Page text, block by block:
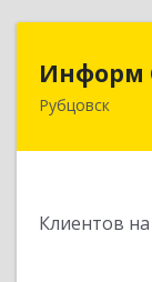
Информ
Рубцовск
Клиентов
658204,